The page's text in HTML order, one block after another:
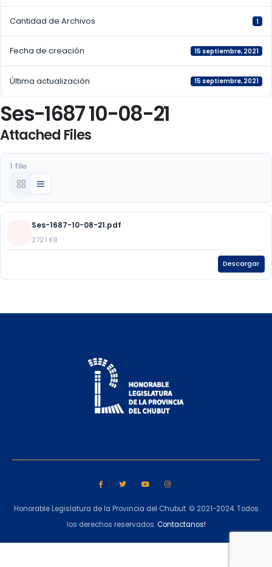
Cantidad de Archivos 1
Fecha de creación 15 septiembre, 2021
Última actualización 15 septiembre, 2021
Ses-1687 10-08-21
Attached Files
1 file
Ses-1687-10-08-21.pdf
272.1 KB
Descargar
Honorable Legislatura de la Provincia del Chubut. © 2021-2024. Todos
los derechos reservados.Contactanos!